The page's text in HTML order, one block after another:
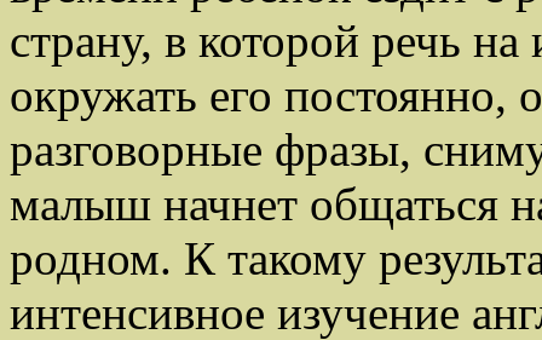
страну, в которой речь
окружать его постоянно,
разговорные фразы,
малыш начнет общаться
родном. К такому
интенсивное изучение